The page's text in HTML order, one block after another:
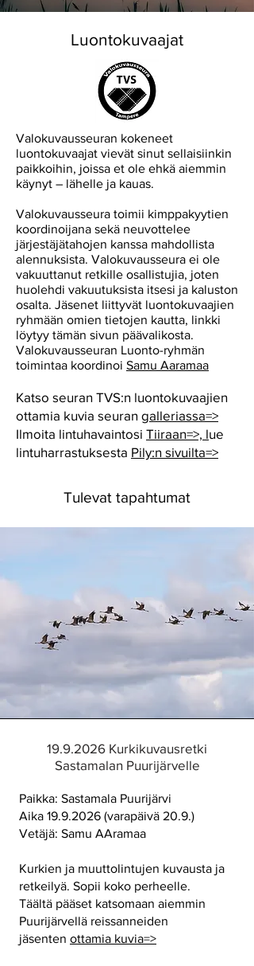
Luontokuvaajat
Valokuvausseuran kokeneet
luontokuvaajat vievät sinut sellaisiinkin
paikkoihin, joissa et ole ehkä aiemmin
käynyt – lähelle ja kauas.
Valokuvausseura toimii kimppakyytien
koordinoijana sekä neuvottelee
järjestäjätahojen kanssa mahdollista
alennuksista. Valokuvausseura ei ole
vakuuttanut retkille osallistujia, joten
huolehdi vakuutuksista itsesi ja kaluston
osalta. Jäsenet liittyvät luontokuvaajien
ryhmään omien tietojen kautta, linkki
löytyy tämän sivun päävalikosta.
Valokuvausseuran Luonto-ryhmän
toimintaa koordinoi Samu Aaramaa
Katso seuran TVS:n luontokuvaajien
ottamia kuvia seuran galleriassa=>
Ilmoita lintuhavaintosi Tiiraan=>, lue
lintuharrastuksesta Pily:n sivuilta=>
Tulevat tapahtumat
19.9.2026 Kurkikuvausretki
Sastamalan Puurijärvelle
Paikka: Sastamala Puurijärvi
Aika 19.9.2026 (varapäivä 20.9.)
Vetäjä: Samu AAramaa
Kurkien ja muuttolintujen kuvausta ja
retkeilyä. Sopii koko perheelle.
Täältä pääset katsomaan aiemmin
Puurijärvellä reissanneiden
jäsenten ottamia kuvia=>